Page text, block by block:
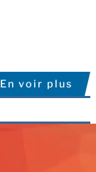
En voir plus